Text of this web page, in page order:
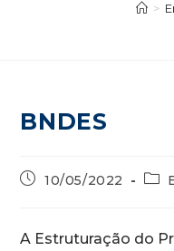
>
BNDES
10/05/2022
A Estruturação do